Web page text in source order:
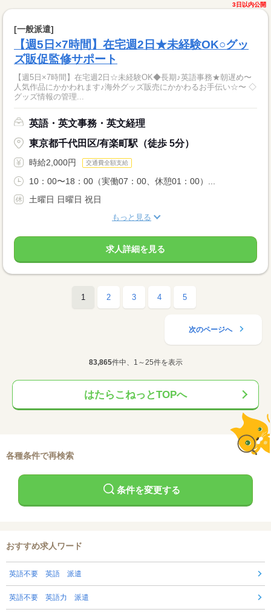
3日以内公開
[一般派遣]
【週5日×7時間】在宅週2日★未経験OK○グッ
ズ販促監修サポート
【週5日×7時間】在宅週2日☆未経験OK◆長期♪英語事務★朝遅め〜
人気作品にかかわれます♪海外グッズ販売にかかわるお手伝い☆〜 ◇
グッズ情報の管理...
英語・英文事務・英文経理
東京都千代田区/有楽町駅（徒歩 5分）
時給2,000円 交通費全額支給
10：00〜18：00（実働07：00、休憩01：00）...
土曜日 日曜日 祝日
もっと見る
求人詳細を見る
1 2 3 4 5
次のページへ
83,865件中、1～25件を表示
はたらこねっとTOPへ
各種条件で再検索
条件を変更する
おすすめ求人ワード
英語不要 英語 派遣
英語不要 英語力 派遣